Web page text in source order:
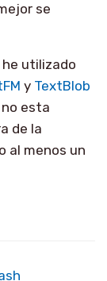
se
he utilizado
y TextBlob
esta
de la
al menos un